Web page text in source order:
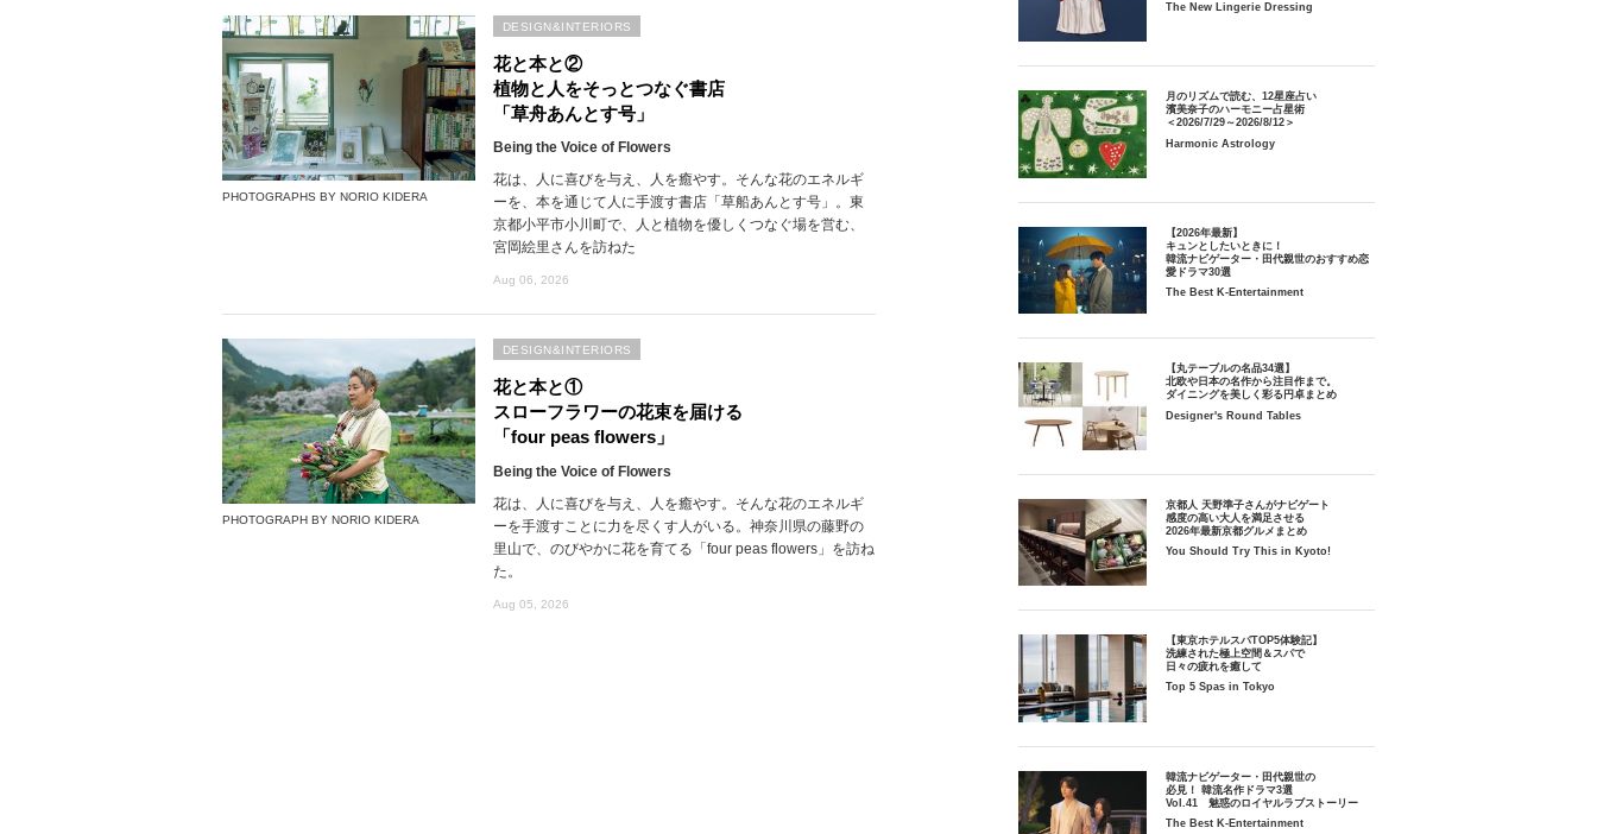
PHOTOGRAPHS BY NORIO KIDERA
花と本と②
植物と人をそっとつなぐ書店
「草舟あんとす号」
Being the Voice of Flowers
花は、人に喜びを与え、人を癒やす。そんな花のエネルギ
ーを、本を通じて人に手渡す書店「草船あんとす号」。東
京都小平市小川町で、人と植物を優しくつなぐ場を営む、
宮岡絵里さんを訪ねた
Aug 06, 2026
DESIGN&INTERIORS
PHOTOGRAPH BY NORIO KIDERA
花と本と①
スローフラワーの花束を届ける
「four peas flowers」
Being the Voice of Flowers
花は、人に喜びを与え、人を癒やす。そんな花のエネルギ
ーを手渡すことに力を尽くす人がいる。神奈川県の藤野の
里山で、のびやかに花を育てる「four peas flowers」を訪ね
た。
Aug 05, 2026
DESIGN&INTERIORS
The New Lingerie Dressing
月のリズムで読む、12星座占い
濱美奈子のハーモニー占星術
＜2026/7/29～2026/8/12＞
Harmonic Astrology
【2026年最新】
キュンとしたいときに！
韓流ナビゲーター・田代親世のおすすめ恋
愛ドラマ30選
The Best K-Entertainment
【丸テーブルの名品34選】
北欧や日本の名作から注目作まで。
ダイニングを美しく彩る円卓まとめ
Designer's Round Tables
京都人 天野準子さんがナビゲート
感度の高い大人を満足させる
2026年最新京都グルメまとめ
You Should Try This in Kyoto!
【東京ホテルスパTOP5体験記】
洗練された極上空間＆スパで
日々の疲れを癒して
Top 5 Spas in Tokyo
韓流ナビゲーター・田代親世の
必見！ 韓流名作ドラマ3選
Vol.41 魅惑のロイヤルラブストーリー
The Best K-Entertainment